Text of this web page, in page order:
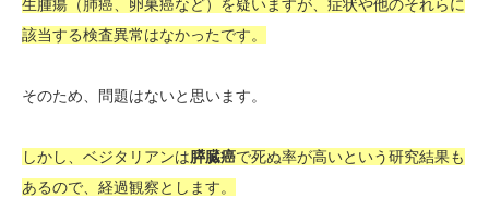
生腫瘍（肺癌、卵巣癌など）を疑いますが、症状や他のそれらに
該当する検査異常はなかったです。
そのため、問題はないと思います。
しかし、ベジタリアンは膵臓癌で死ぬ率が高いという研究結果も
あるので、経過観察とします。